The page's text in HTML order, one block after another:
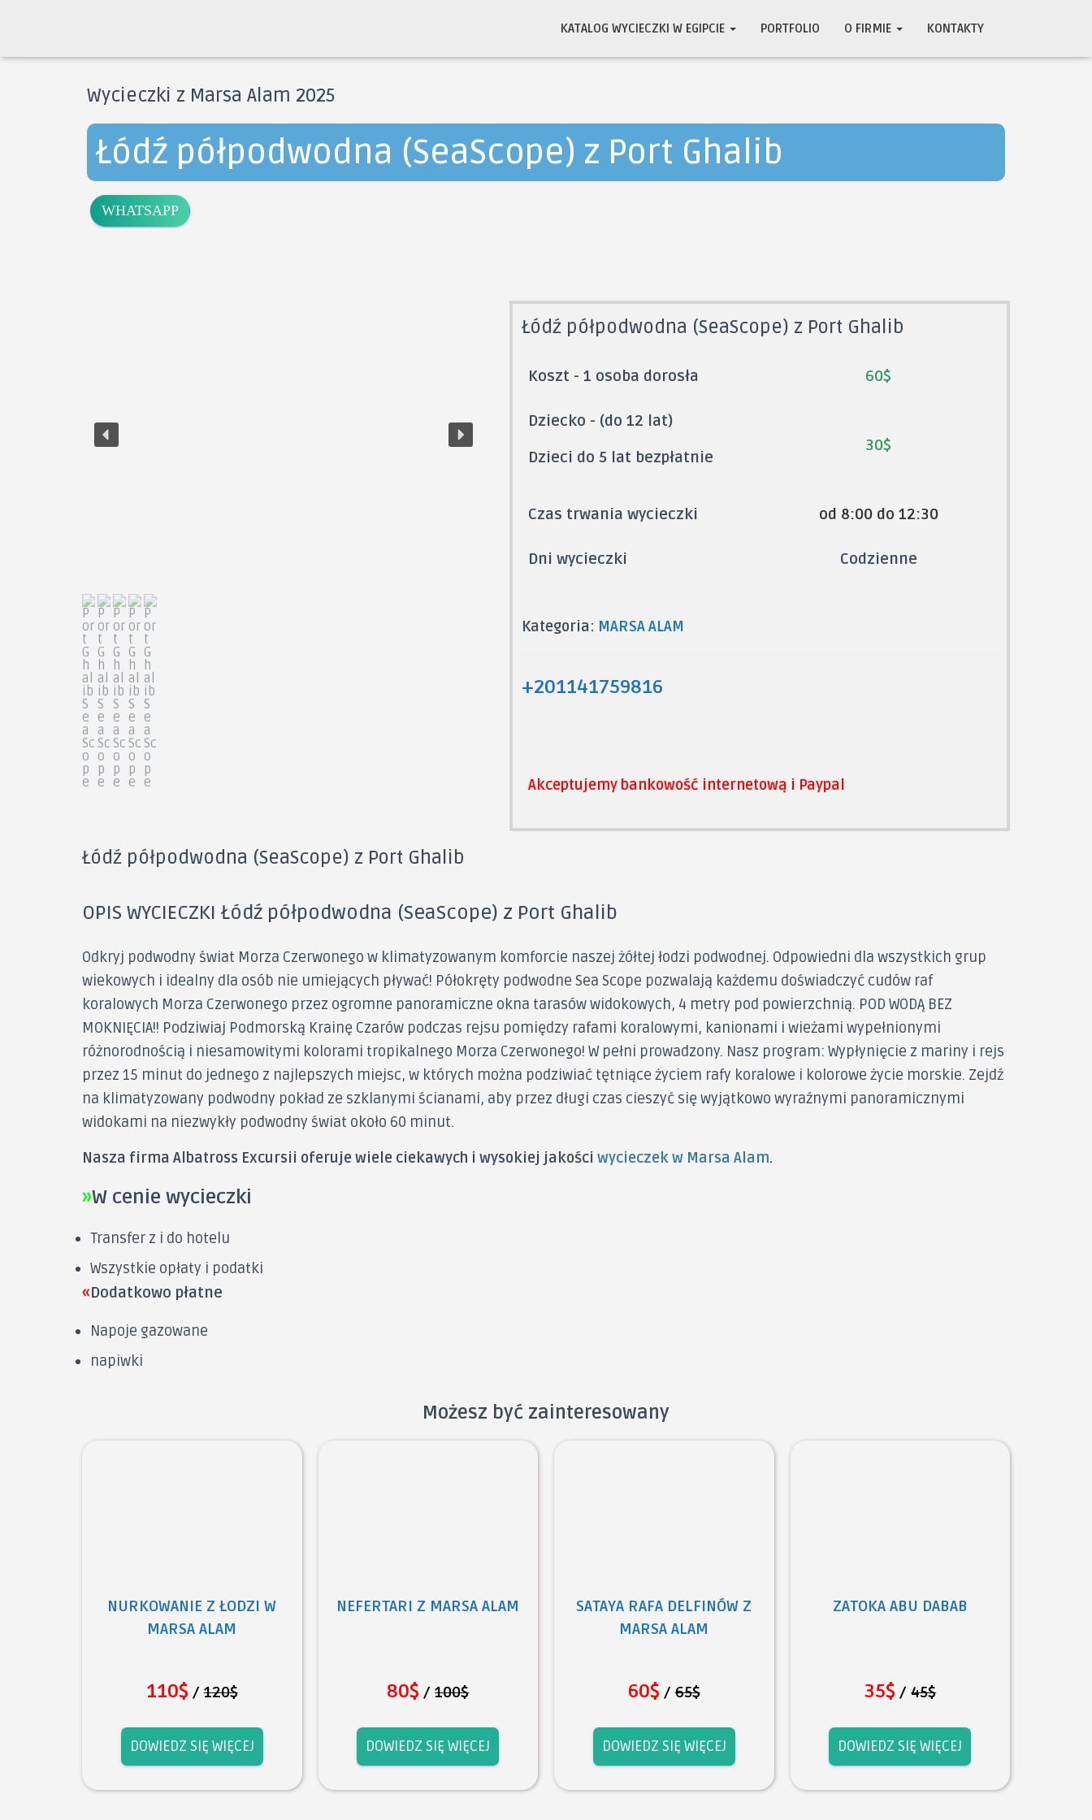
KATALOG WYCIECZKI W EGIPCIE PORTFOLIO O FIRMIE KONTAKTY
Wycieczki z Marsa Alam 2025
Łódź półpodwodna (SeaScope) z Port Ghalib
WHATSAPP
Łódź półpodwodna (SeaScope) z Port Ghalib
Koszt - 1 osoba dorosła 60$
Dziecko - (do 12 lat)
Dzieci do 5 lat bezpłatnie
30$
Czas trwania wycieczki od 8:00 do 12:30
Dni wycieczki Codzienne
Kategoria: МАRSA ALAM
+201141759816
Akceptujemy bankowość internetową i Paypal
Łódź półpodwodna (SeaScope) z Port Ghalib
OPIS WYCIECZKI Łódź półpodwodna (SeaScope) z Port Ghalib
Odkryj podwodny świat Morza Czerwonego w klimatyzowanym komforcie naszej żółtej łodzi podwodnej. Odpowiedni dla wszystkich grup
wiekowych i idealny dla osób nie umiejących pływać! Półokręty podwodne Sea Scope pozwalają każdemu doświadczyć cudów raf
koralowych Morza Czerwonego przez ogromne panoramiczne okna tarasów widokowych, 4 metry pod powierzchnią. POD WODĄ BEZ
MOKNIĘCIA!! Podziwiaj Podmorską Krainę Czarów podczas rejsu pomiędzy rafami koralowymi, kanionami i wieżami wypełnionymi
różnorodnością i niesamowitymi kolorami tropikalnego Morza Czerwonego! W pełni prowadzony. Nasz program: Wypłynięcie z mariny i rejs
przez 15 minut do jednego z najlepszych miejsc, w których można podziwiać tętniące życiem rafy koralowe i kolorowe życie morskie. Zejdź
na klimatyzowany podwodny pokład ze szklanymi ścianami, aby przez długi czas cieszyć się wyjątkowo wyraźnymi panoramicznymi
widokami na niezwykły podwodny świat około 60 minut.
Nasza firma Albatross Excursii oferuje wiele ciekawych i wysokiej jakości wycieczek w Marsa Alam.
»W cenie wycieczki
Transfer z i do hotelu
Wszystkie opłaty i podatki
«Dodatkowo płatne
Napoje gazowane
napiwki
Możesz być zainteresowany
NURKOWANIE Z ŁODZI W
MARSA ALAM
110$ /120$
DOWIEDZ SIĘ WIĘCEJ
NEFERTARI Z MARSA ALAM
80$ /100$
DOWIEDZ SIĘ WIĘCEJ
SATAYA RAFA DELFINÓW Z
MARSA ALAM
60$ /65$
DOWIEDZ SIĘ WIĘCEJ
ZATOKA ABU DABAB
35$ /45$
DOWIEDZ SIĘ WIĘCEJ